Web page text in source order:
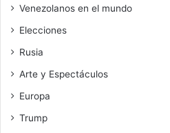
Venezolanos en el mundo
Elecciones
Rusia
Arte y Espectáculos
Europa
Trump